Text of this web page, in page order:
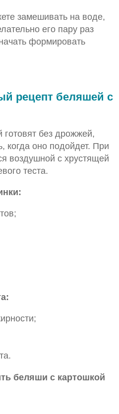
замешивать на воде,
его пару раз
формировать
рецепт беляшей с
готовят без дрожжей,
когда оно подойдет. При
воздушной с хрустящей
теста.
беляши с картошкой